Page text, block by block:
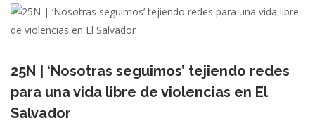
25N | ‘Nosotras seguimos’ tejiendo redes
para una vida libre de violencias en El
Salvador